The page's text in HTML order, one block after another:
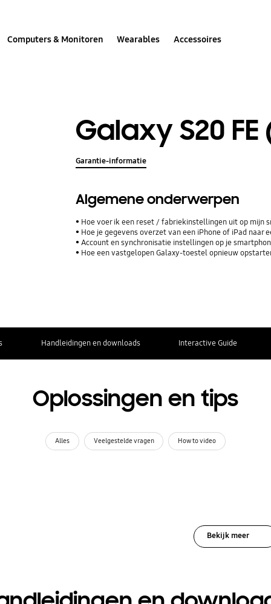
Computers & Monitoren Wearables Accessoires
Galaxy S20 FE
Garantie-informatie
Algemene onderwerpen
Hoe voer ik een reset / fabriekinstellingen uit op mijn
Hoe je gegevens overzet van een iPhone of iPad
Account en synchronisatie instellingen op je
Hoe een vastgelopen Galaxy-toestel opnieuw
Handleidingen en downloads Interactive Guide
Oplossingen en tips
Alles Veelgestelde vragen How to video
Bekijk meer